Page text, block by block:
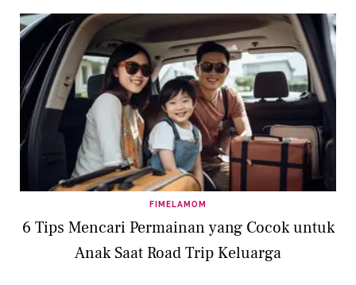
FIMELAMOM
6 Tips Mencari Permainan yang Cocok untuk
Anak Saat Road Trip Keluarga